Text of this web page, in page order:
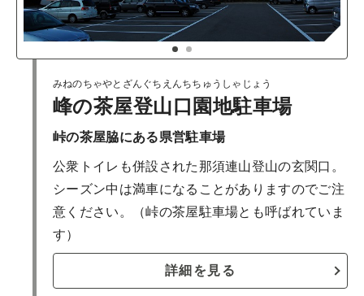
みねのちゃやとざんぐちえんちちゅうしゃじょう
峰の茶屋登山口園地駐車場
峠の茶屋脇にある県営駐車場
公衆トイレも併設された那須連山登山の玄関口。
シーズン中は満車になることがありますのでご注
意ください。（峠の茶屋駐車場とも呼ばれていま
す）
詳細を見る